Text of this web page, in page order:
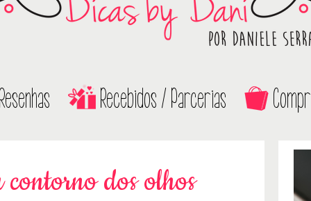
Recebidos / Parcerias
dos olhos